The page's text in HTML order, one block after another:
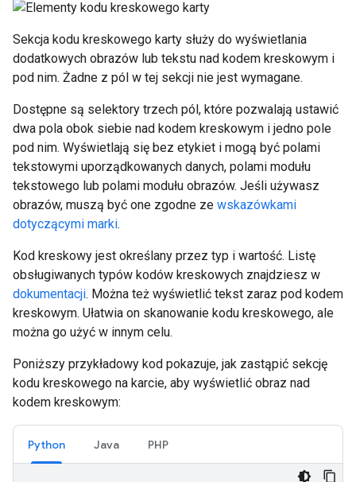
Sekcja kodu kreskowego karty służy do wyświetlania
dodatkowych obrazów lub tekstu nad kodem kreskowym i
pod nim. Żadne z pól w tej sekcji nie jest wymagane.
Dostępne są selektory trzech pól, które pozwalają ustawić
dwa pola obok siebie nad kodem kreskowym i jedno pole
pod nim. Wyświetlają się bez etykiet i mogą być polami
tekstowymi uporządkowanych danych, polami modułu
tekstowego lub polami modułu obrazów. Jeśli używasz
obrazów, muszą być one zgodne ze wskazówkami
dotyczącymi marki.
Kod kreskowy jest określany przez typ i wartość. Listę
obsługiwanych typów kodów kreskowych znajdziesz w
dokumentacji. Można też wyświetlić tekst zaraz pod kodem
kreskowym. Ułatwia on skanowanie kodu kreskowego, ale
można go użyć w innym celu.
Poniższy przykładowy kod pokazuje, jak zastąpić sekcję
kodu kreskowego na karcie, aby wyświetlić obraz nad
kodem kreskowym:
Python Java PHP